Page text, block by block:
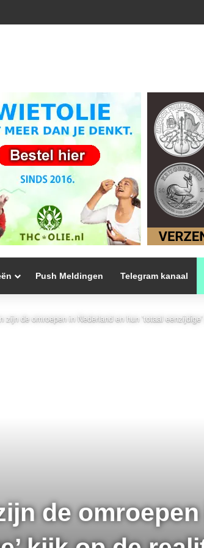
Push Meldingen Telegram kanaal
zijn de omroepen in Nederland en hun ’totaal
de